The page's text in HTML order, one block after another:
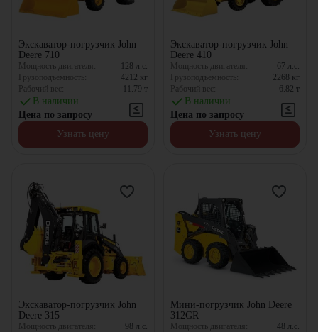
Экскаватор-погрузчик John
Deere 710
Мощность двигателя: 128 л.с.
Грузоподъемность:
4212 кг
Рабочий вес:
11.79 т
В наличии
Цена по запросу
Узнать цену
Экскаватор-погрузчик John
Deere 410
Мощность двигателя: 67 л.с.
Грузоподъемность:
2268 кг
Рабочий вес:
6.82 т
В наличии
Цена по запросу
Узнать цену
Экскаватор-погрузчик John
Deere 315
Мощность двигателя: 98 л.с.
Мини-погрузчик John Deere
312GR
Мощность двигателя: 48 л.с.